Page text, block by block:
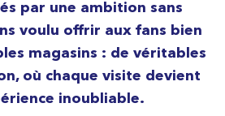
par une ambition sans
voulu offrir aux fans bien
magasins : de véritables
où chaque visite devient
inoubliable.